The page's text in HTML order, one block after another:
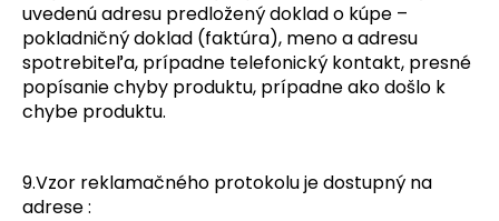
uvedenú adresu predložený doklad o kúpe –
pokladničný doklad (faktúra), meno a adresu
spotrebiteľa, prípadne telefonický kontakt, presné
popísanie chyby produktu, prípadne ako došlo k
chybe produktu.
9.Vzor reklamačného protokolu je dostupný na
adrese :